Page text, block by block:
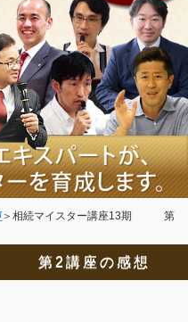
＞相続マイスター講座13期 第
第2講座の感想